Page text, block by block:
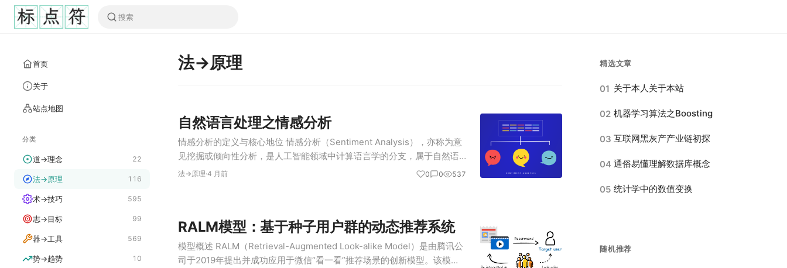
首页
关于
站点地图
分类
道→理念 22
法→原理 116
术→技巧 595
志→目标 99
器→工具 569
势→趋势 10
法→原理
自然语言处理之情感分析
情感分析的定义与核心地位 情感分析（Sentiment Analysis），亦称为意
见挖掘或倾向性分析，是人工智能领域中计算语言学的分支，属于自然语
言处理（NLP）的核心内容。其核心定义为：通过自动化技术判定文本中
法→原理·4 月前 0 0 537
RALM模型：基于种子用户群的动态推荐系统
模型概述 RALM（Retrieval-Augmented Look-alike Model）是由腾讯公
司于2019年提出并成功应用于微信“看一看”推荐场景的创新模型。该模型
精选文章
01 关于本人关于本站
02 机器学习算法之Boosting
03 互联网黑灰产产业链初探
04 通俗易懂理解数据库概念
05 统计学中的数值变换
随机推荐